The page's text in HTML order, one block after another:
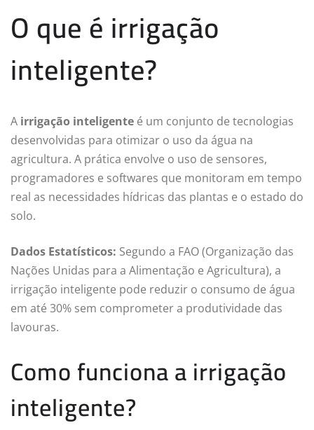
O que é irrigação
inteligente?
A irrigação inteligente é um conjunto de tecnologias
desenvolvidas para otimizar o uso da água na
agricultura. A prática envolve o uso de sensores,
programadores e softwares que monitoram em tempo
real as necessidades hídricas das plantas e o estado do
solo.
Dados Estatísticos: Segundo a FAO (Organização das
Nações Unidas para a Alimentação e Agricultura), a
irrigação inteligente pode reduzir o consumo de água
em até 30% sem comprometer a produtividade das
lavouras.
Como funciona a irrigação
inteligente?